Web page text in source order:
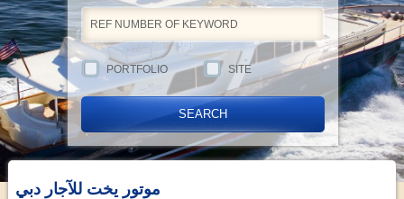
PORTFOLIO SITE
موتور يخت للآجار دبي